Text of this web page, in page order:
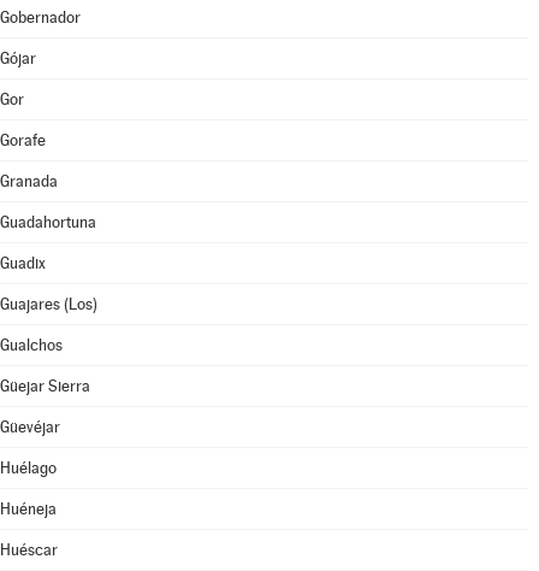
Gobernador
Gójar
Gor
Gorafe
Granada
Guadahortuna
Guadix
Guajares (Los)
Gualchos
Güejar Sierra
Güevéjar
Huélago
Huéneja
Huéscar